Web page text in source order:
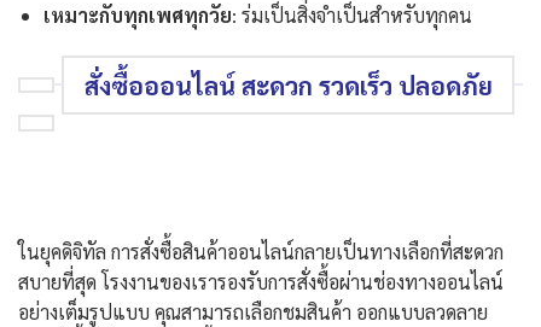
เหมาะกับทุกเพศทุกวัย: ร่มเป็นสิ่งจำเป็นสำหรับทุกคน
สั่งซื้อออนไลน์ สะดวก รวดเร็ว ปลอดภัย
ในยุคดิจิทัล การสั่งซื้อสินค้าออนไลน์กลายเป็นทางเลือกที่สะดวก
สบายที่สุด โรงงานของเรารองรับการสั่งซื้อผ่านช่องทางออนไลน์
อย่างเต็มรูปแบบ คุณสามารถเลือกชมสินค้า ออกแบบลวดลาย